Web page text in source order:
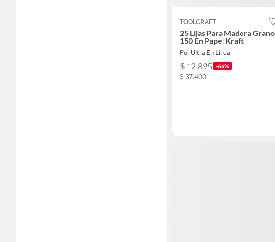
TOOLCRAFT
25 Lijas Para Madera Grano
150 En Papel Kraft
Por Ultra En Linea
$ 12.895 -66%
$ 37.400